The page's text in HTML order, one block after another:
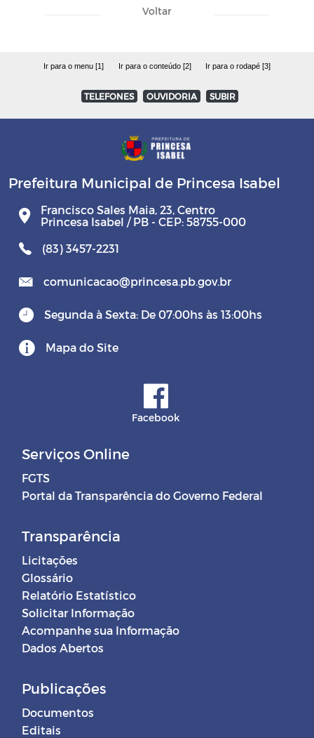
Voltar
Ir para o menu [1] Ir para o conteúdo [2] Ir para o rodapé [3]
TELEFONES OUVIDORIA SUBIR
Prefeitura Municipal de Princesa Isabel
Francisco Sales Maia, 23, Centro
Princesa Isabel / PB - CEP: 58755-000
(83) 3457-2231
comunicacao@princesa.pb.gov.br
Segunda à Sexta: De 07:00hs às 13:00hs
Mapa do Site
Facebook
Serviços Online
FGTS
Portal da Transparência do Governo Federal
Transparência
Licitações
Glossário
Relatório Estatístico
Solicitar Informação
Acompanhe sua Informação
Dados Abertos
Publicações
Documentos
Editais